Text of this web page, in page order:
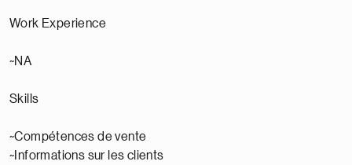
Work Experience
~NA
Skills
~Compétences de vente
~Informations sur les clients